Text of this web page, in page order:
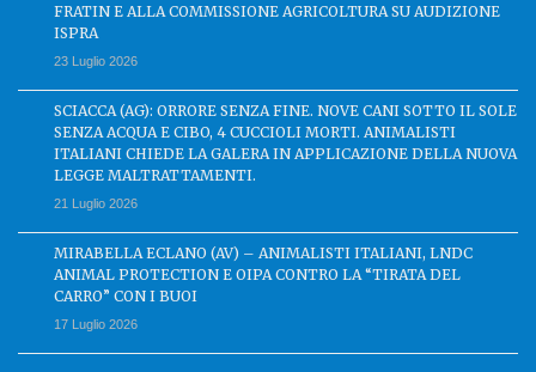
FRATIN E ALLA COMMISSIONE AGRICOLTURA SU AUDIZIONE
ISPRA
23 Luglio 2026
SCIACCA (AG): ORRORE SENZA FINE. NOVE CANI SOTTO IL SOLE
SENZA ACQUA E CIBO, 4 CUCCIOLI MORTI. ANIMALISTI
ITALIANI CHIEDE LA GALERA IN APPLICAZIONE DELLA NUOVA
LEGGE MALTRATTAMENTI.
21 Luglio 2026
MIRABELLA ECLANO (AV) – ANIMALISTI ITALIANI, LNDC
ANIMAL PROTECTION E OIPA CONTRO LA “TIRATA DEL
CARRO” CON I BUOI
17 Luglio 2026